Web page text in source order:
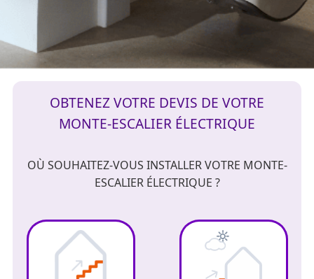
OBTENEZ VOTRE DEVIS DE VOTRE
MONTE-ESCALIER ÉLECTRIQUE
OÙ SOUHAITEZ-VOUS INSTALLER VOTRE MONTE-
ESCALIER ÉLECTRIQUE ?